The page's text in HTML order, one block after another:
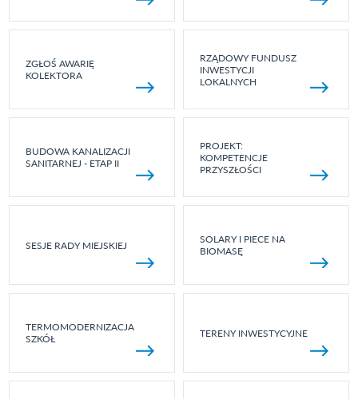
ZGŁOŚ AWARIĘ
KOLEKTORA
RZĄDOWY FUNDUSZ
INWESTYCJI
LOKALNYCH
BUDOWA KANALIZACJI
SANITARNEJ - ETAP II
PROJEKT:
KOMPETENCJE
PRZYSZŁOŚCI
SESJE RADY MIEJSKIEJ
SOLARY I PIECE NA
BIOMASĘ
TERMOMODERNIZACJA
SZKÓŁ
TERENY INWESTYCYJNE